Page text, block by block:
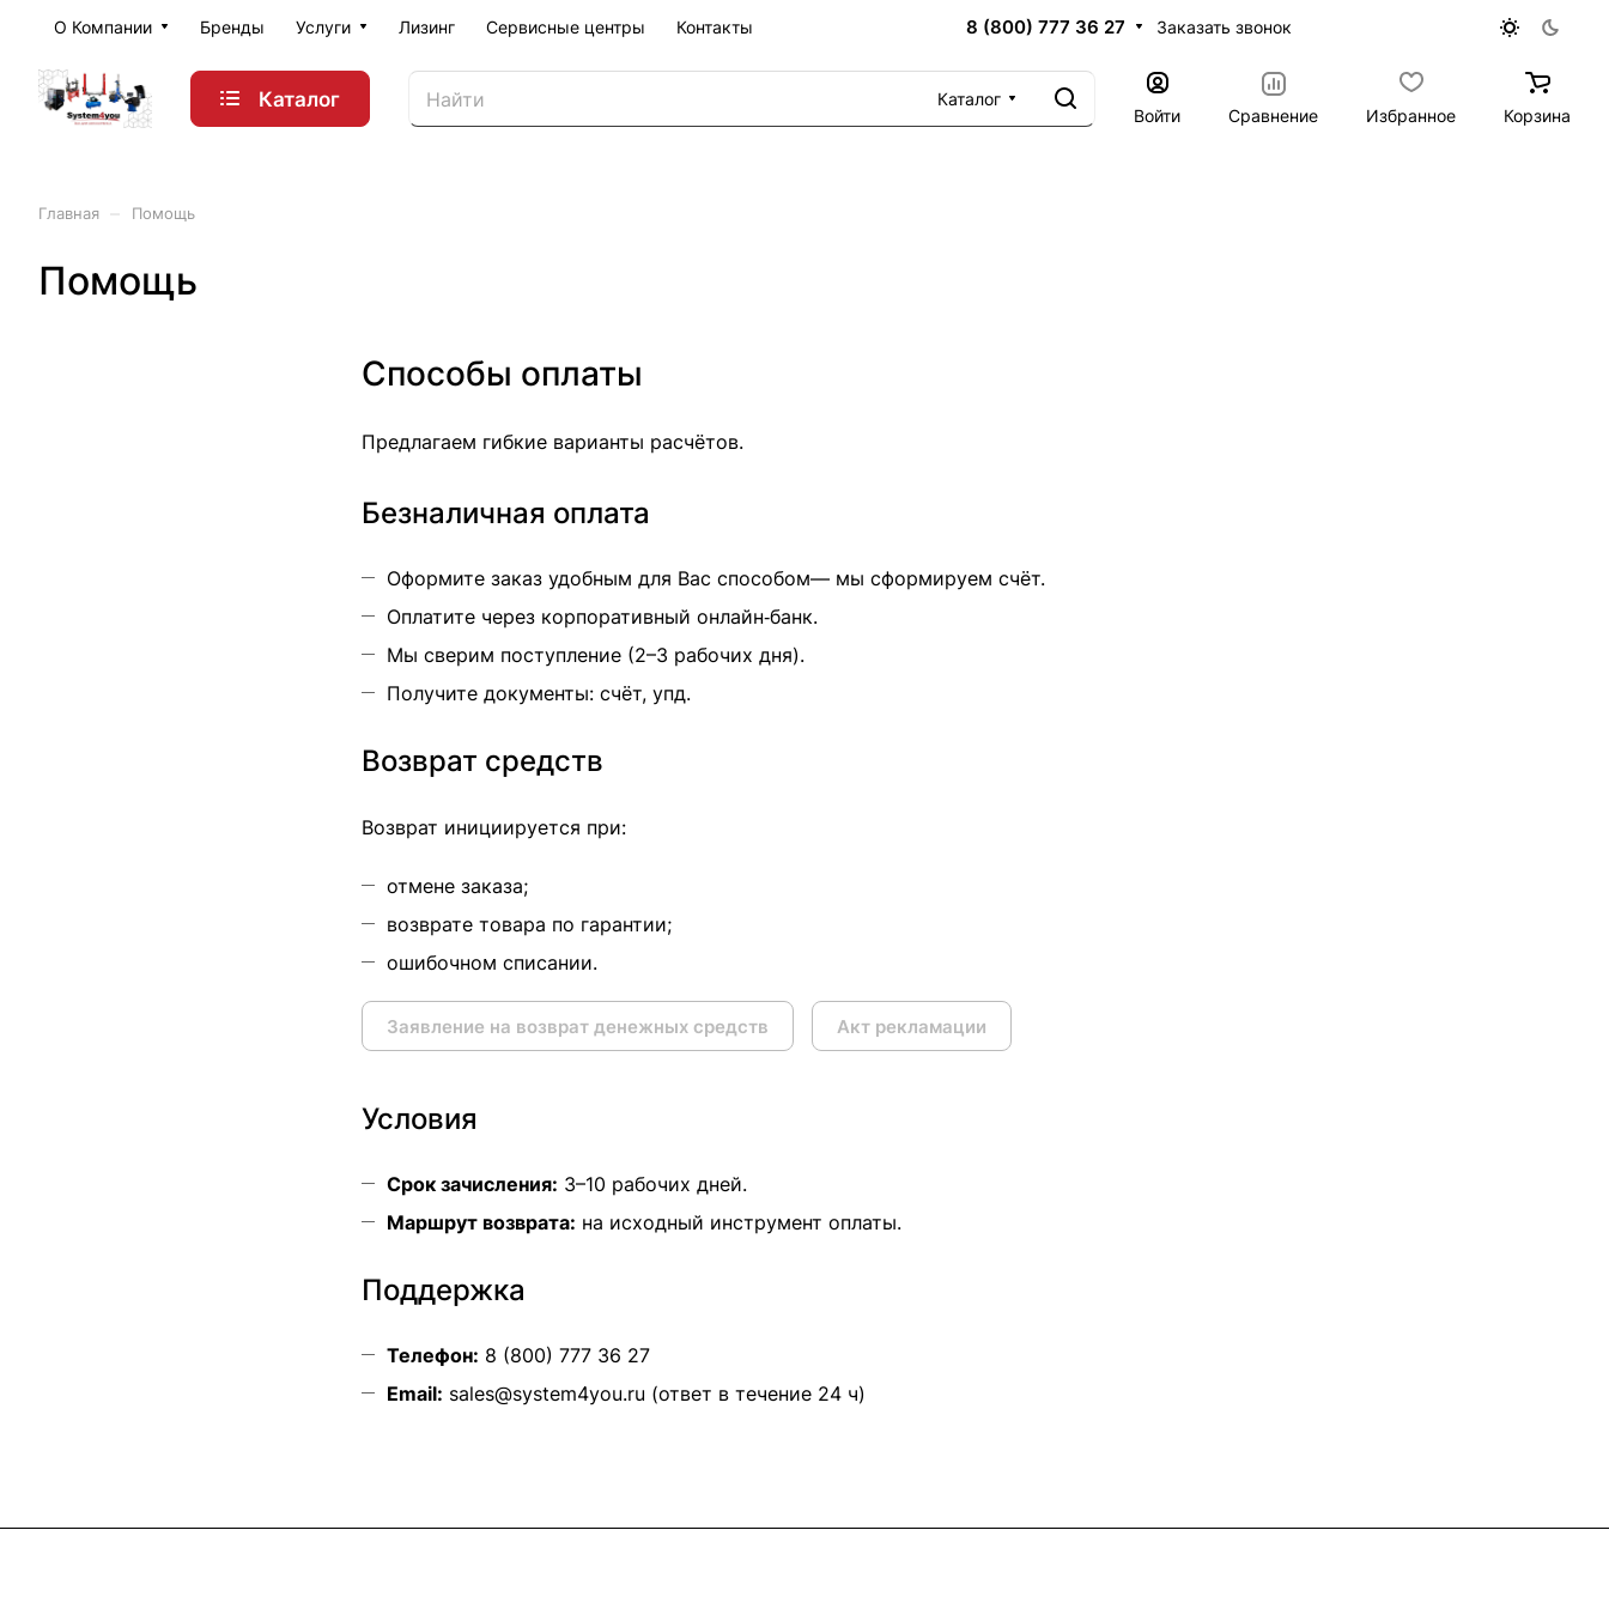
О Компании Бренды Услуги Лизинг Сервисные центры Контакты 8 (800) 777 36 27 Заказать звонок
Каталог
Каталог
Войти
Сравнение Избранное Корзина
Главная Помощь
Помощь
Способы оплаты
Предлагаем гибкие варианты расчётов.
Безналичная оплата
Оформите заказ удобным для Вас способом— мы сформируем счёт.
Оплатите через корпоративный онлайн‑банк.
Мы сверим поступление (2–3 рабочих дня).
Получите документы: счёт, упд.
Возврат средств
Возврат инициируется при:
отмене заказа;
возврате товара по гарантии;
ошибочном списании.
Заявление на возврат денежных средств Акт рекламации
Условия
Срок зачисления: 3–10 рабочих дней.
Маршрут возврата: на исходный инструмент оплаты.
Поддержка
Телефон: 8 (800) 777 36 27
Email: sales@system4you.ru (ответ в течение 24 ч)